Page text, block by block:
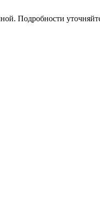
Подробности